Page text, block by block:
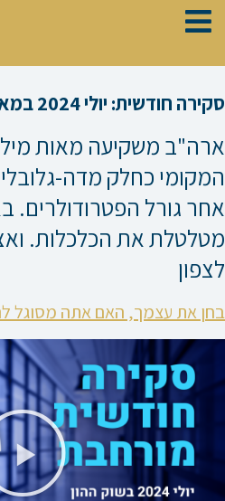
דילוג
סקירה חודשית: יולי 2024 במאקרו ובשוקי ההון
ארה"ב משקיעה מאות
המקומי כחלק מדה-
אחר גורל הפטרודולרים.
מטלטלת את הכלכלות.
לצפון
בחן את עצמך, האם אתה מסוגל